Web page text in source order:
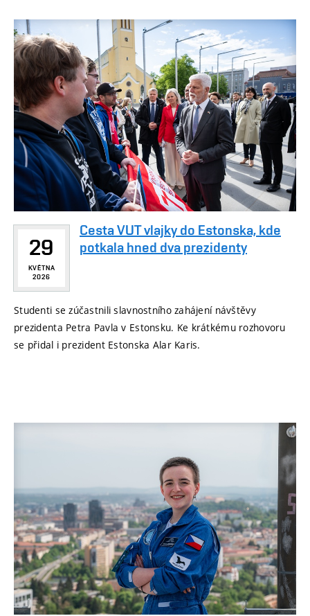
29
KVĚTNA
2026
Cesta VUT vlajky do Estonska, kde
potkala hned dva prezidenty
Studenti se zúčastnili slavnostního zahájení návštěvy
prezidenta Petra Pavla v Estonsku. Ke krátkému rozhovoru
se přidal i prezident Estonska Alar Karis.